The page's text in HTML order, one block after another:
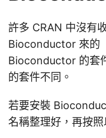
許多 CRAN 中沒有
Bioconductor 來的
Bioconductor 的套
的套件不同。
若要安裝
名稱整理好，再按照